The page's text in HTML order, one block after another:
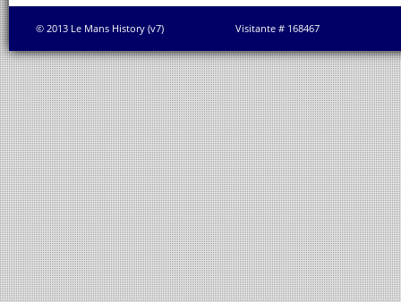
© 2013 Le Mans History (v7) Visitante # 168467